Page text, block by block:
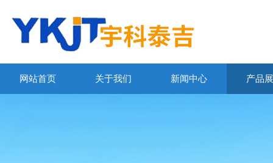
网站首页 关于我们 新闻中心 产品